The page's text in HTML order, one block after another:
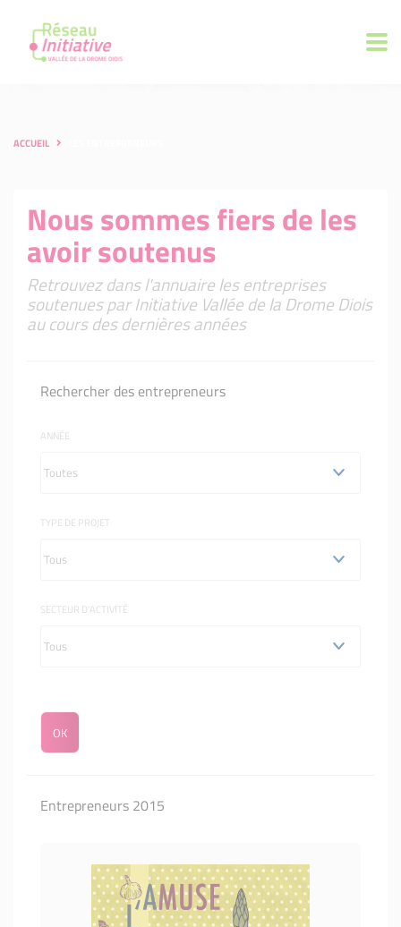
ACCUEIL
Nous sommes fiers de les
avoir soutenus
Retrouvez dans l'annuaire les entreprises
soutenues par Initiative Vallée de la Drome Diois
au cours des dernières années
Rechercher des entrepreneurs
ANNÉE
TYPE DE PROJET
SECTEUR D'ACTIVITÉ
Entrepreneurs 2015